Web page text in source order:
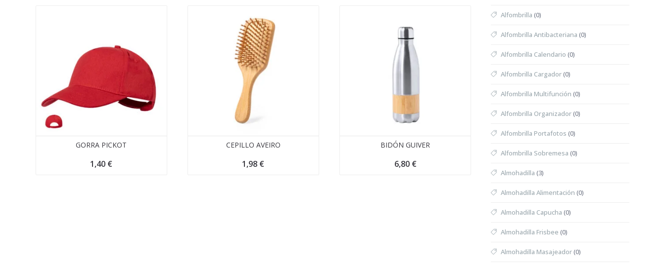
GORRA PICKOT
1,40 €
CEPILLO AVEIRO
1,98 €
BIDÓN GUIVER
6,80 €
Alfombrilla (0)
Alfombrilla Antibacteriana (0)
Alfombrilla Calendario (0)
Alfombrilla Cargador(0)
Alfombrilla Multifunción (0)
Alfombrilla Organizador(0)
Alfombrilla Portafotos (0)
Alfombrilla Sobremesa (0)
Almohadilla (3)
Almohadilla Alimentación (0)
Almohadilla Capucha (0)
Almohadilla Frisbee (0)
Almohadilla Masajeador(0)